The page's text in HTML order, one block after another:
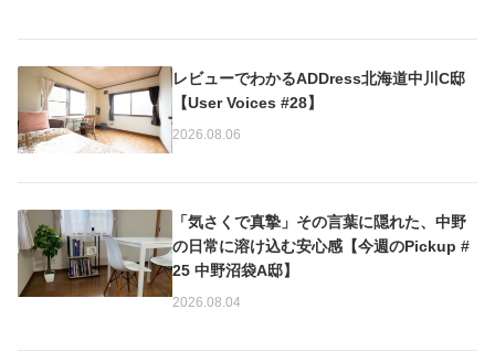
レビューでわかるADDress北海道中川C邸
【User Voices #28】
2026.08.06
「気さくで真摯」その言葉に隠れた、中野
の日常に溶け込む安心感【今週のPickup #
25 中野沼袋A邸】
2026.08.04